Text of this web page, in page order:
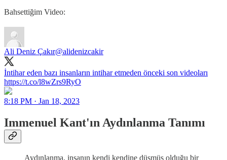
Bahsettiğim Video:
Ali Deniz Çakır@alidenizcakir
İntihar eden bazı insanların intihar etmeden önceki son videoları
https://t.co/l8wZrs9RyO
8:18 PM · Jan 18, 2023
Immenuel Kant'ın Aydınlanma Tanımı
Aydınlanma, insanın kendi kendine düşmüş olduğu bir